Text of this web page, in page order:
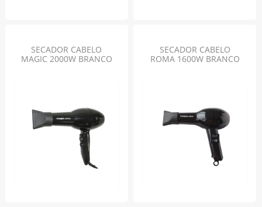
SECADOR CABELO
MAGIC 2000W BRANCO
SECADOR CABELO
ROMA 1600W BRANCO